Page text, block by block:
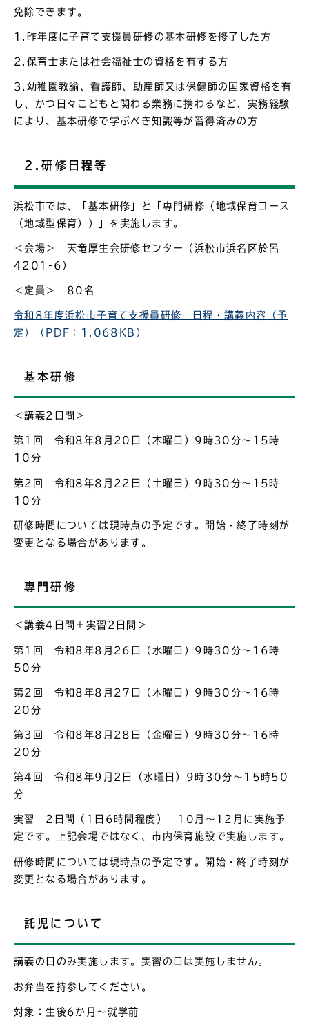
免除できます。
1.昨年度に子育て支援員研修の基本研修を修了した方
2.保育士または社会福祉士の資格を有する方
3.幼稚園教諭、看護師、助産師又は保健師の国家資格を有
し、かつ日々こどもと関わる業務に携わるなど、実務経験
により、基本研修で学ぶべき知識等が習得済みの方
2.研修日程等
浜松市では、「基本研修」と「専門研修（地域保育コース
（地域型保育））」を実施します。
＜会場＞ 天竜厚生会研修センター（浜松市浜名区於呂
4201-6）
＜定員＞ 80名
令和8年度浜松市子育て支援員研修 日程・講義内容（予
定）（PDF：1,068KB）
基本研修
＜講義2日間＞
第1回 令和8年8月20日（木曜日）9時30分～15時
10分
第2回 令和8年8月22日（土曜日）9時30分～15時
10分
研修時間については現時点の予定です。開始・終了時刻が
変更となる場合があります。
専門研修
＜講義4日間＋実習2日間＞
第1回 令和8年8月26日（水曜日）9時30分～16時
50分
第2回 令和8年8月27日（木曜日）9時30分～16時
20分
第3回 令和8年8月28日（金曜日）9時30分～16時
20分
第4回 令和8年9月2日（水曜日）9時30分～15時50
分
実習 2日間（1日6時間程度） 10月～12月に実施予
定です。上記会場ではなく、市内保育施設で実施します。
研修時間については現時点の予定です。開始・終了時刻が
変更となる場合があります。
託児について
講義の日のみ実施します。実習の日は実施しません。
お弁当を持参してください。
対象：生後6か月～就学前